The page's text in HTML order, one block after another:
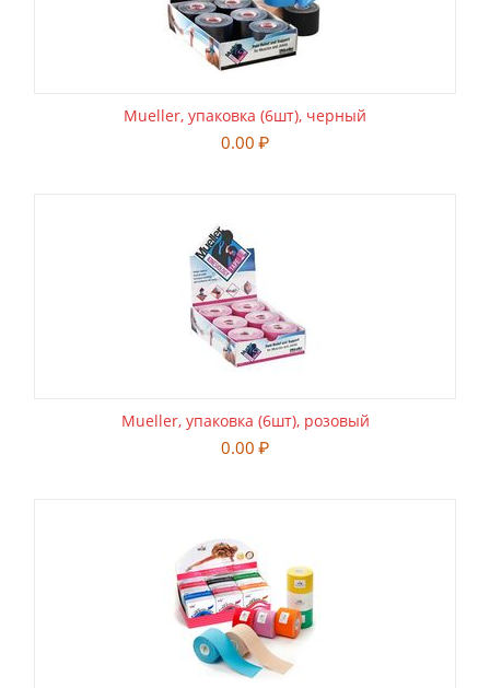
Mueller, упаковка (6шт), черный
0.00 ₽
Mueller, упаковка (6шт), розовый
0.00 ₽